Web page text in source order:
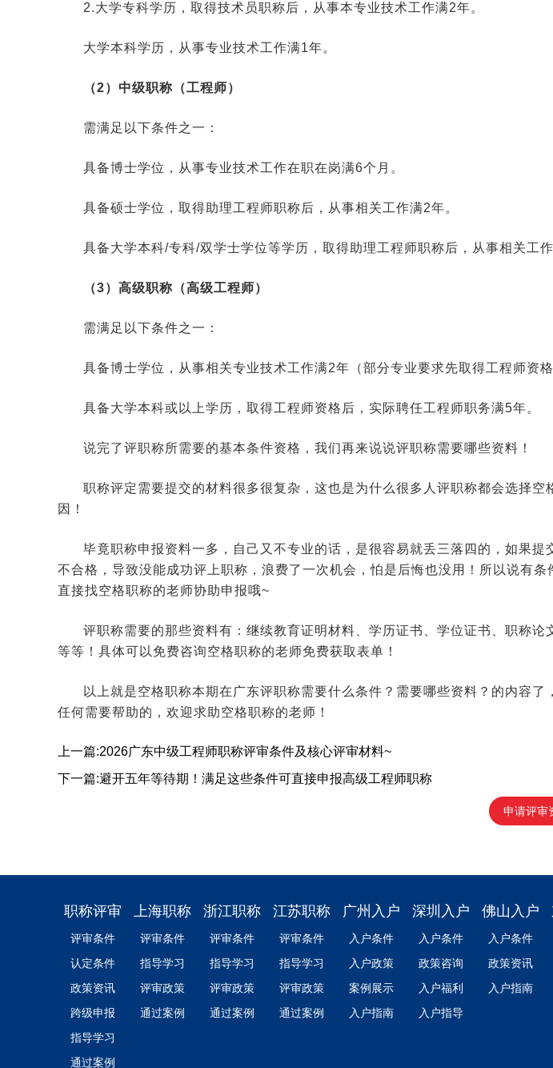
2.大学专科学历，取得技术员职称后，从事本专业技术工作满2年。
大学本科学历，从事专业技术工作满1年。
（2）中级职称（工程师）
需满足以下条件之一：
具备博士学位，从事专业技术工作在职在岗满6个月。
具备硕士学位，取得助理工程师职称后，从事相关工作满2年。
具备大学本科/专科/双学士学位等学历，取得助理工程师职称后，从事相关工作
（3）高级职称（高级工程师）
需满足以下条件之一：
具备博士学位，从事相关专业技术工作满2年（部分专业要求先取得工程师资格
具备大学本科或以上学历，取得工程师资格后，实际聘任工程师职务满5年。
说完了评职称所需要的基本条件资格，我们再来说说评职称需要哪些资料！
职称评定需要提交的材料很多很复杂，这也是为什么很多人评职称都会选择空
因！
毕竟职称申报资料一多，自己又不专业的话，是很容易就丢三落四的，如果提
不合格，导致没能成功评上职称，浪费了一次机会，怕是后悔也没用！所以说有条
直接找空格职称的老师协助申报哦~
评职称需要的那些资料有：继续教育证明材料、学历证书、学位证书、职称论
等等！具体可以免费咨询空格职称的老师免费获取表单！
以上就是空格职称本期在广东评职称需要什么条件？需要哪些资料？的内容了
任何需要帮助的，欢迎求助空格职称的老师！
上一篇:2026广东中级工程师职称评审条件及核心评审材料~
下一篇:避开五年等待期！满足这些条件可直接申报高级工程师职称
申请评审
职称评审
评审条件
认定条件
政策资讯
跨级申报
指导学习
通过案例
上海职称
评审条件
指导学习
评审政策
通过案例
浙江职称
评审条件
指导学习
评审政策
通过案例
江苏职称
评审条件
指导学习
评审政策
通过案例
广州入户
入户条件
入户政策
案例展示
入户指南
深圳入户
入户条件
政策咨询
入户福利
入户指导
佛山入户
入户条件
政策资讯
入户指南